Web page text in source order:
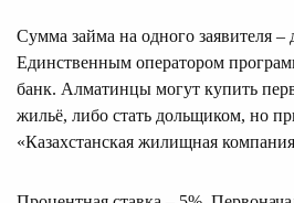
Сумма займа на одного заявителя –
Единственным оператором
банк. Алматинцы могут купить
жильё, либо стать дольщиком, но
«Казахстанская жилищная